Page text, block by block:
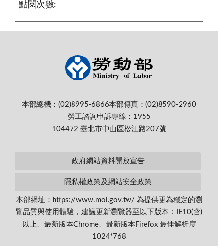
點閱次數:
本部總機：(02)8995-6866本部傳真：(02)8590-2960
勞工諮詢申訴專線：1955
104472 臺北市中山區松江路207號
政府網站資料開放宣告
隱私權政策及網站安全政策
本部網址：https://www.mol.gov.tw/ 為提供更為穩定的瀏
覽品質與使用體驗，建議更新瀏覽器至以下版本：IE10(含)
以上、最新版本Chrome、最新版本Firefox 最佳解析度
1024*768